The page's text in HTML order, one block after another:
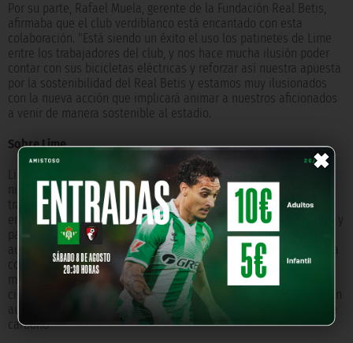
×
Por su parte, Rafael Muela, gerente de la Fundación Real Betis,
afirmaba que el club verdiblanco está encantado con esta
colaboración. "Está siendo un éxito el uso los patinetes de Lime
entre los trabajadores del club, y nos hace mucha ilusión poder
contar con sus bicicletas eléctricas y reforzar así nuestra apuesta
por la sostenibilidad del Real Betis y estamos muy ilusionados
con la nueva acción que implicará animar a nuestros aficionados
a venir de manera sostenible al estadio.
Sobre Lime
Lime es una de las principales compañías de micromovilidad a
nivel global y tiene la misión de construir un futuro donde el
transporte sea compartido, asequible y libre de
emisiones. Limetrabaja para implementar sistemas de bicicletas y
patinetes eléctricos y proporcionar alternativas de
automóviles para la movilidad en las ciudades. La revista Time la
consideró una de las empresas más influyentes, tras Impulsar
más de 250 millones de viajes en más de 200 ciudades en los
cinco continentes, reemplazando más de 60 millones de viajes en
automóvil y ahorrando más de 25.000 toneladas de emisiones de
carbono